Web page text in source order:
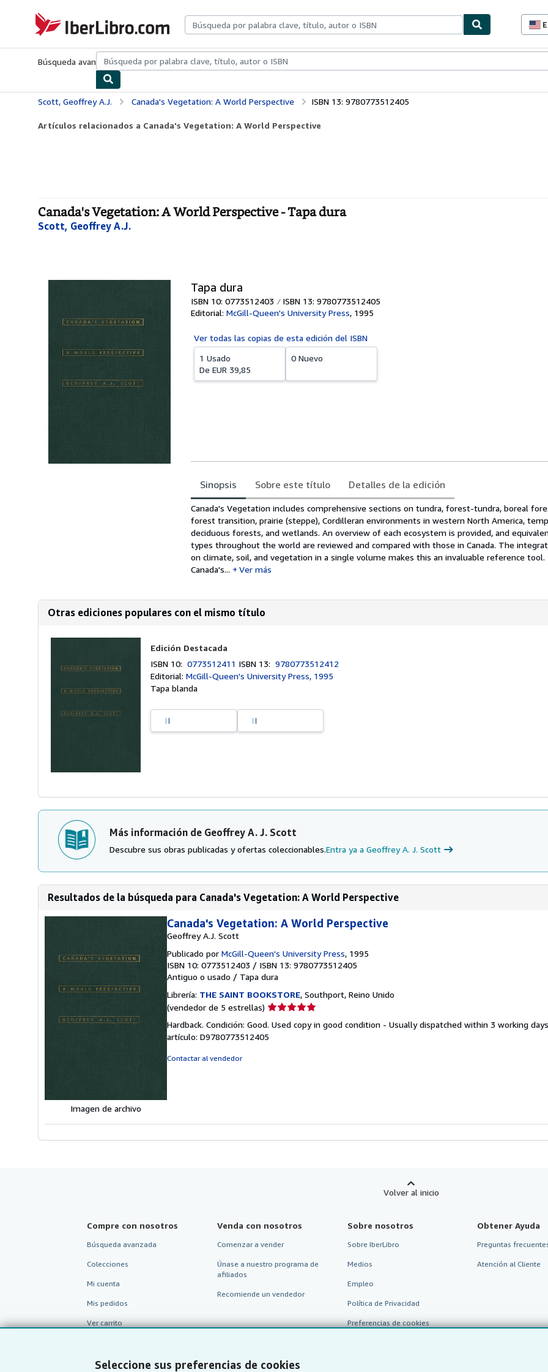
Seleccione sus preferencias de cookies
IberLibro.com
Búsqueda avanzadaColecciones Libros antiguosArte y coleccionismo
Scott, Geoffrey A.J. Canada's Vegetation: A World Perspective ISBN 13: 9780773512405
Artículos relacionados a Canada's Vegetation: A World Perspective
Canada's Vegetation: A World Perspective - Tapa dura
Scott, Geoffrey A.J.
Tapa dura
ISBN 10: 0773512403
ISBN 13: 9780773512405
Editorial: McGill-Queen's University Press, 1995
Ver todas las copias de esta edición del ISBN
1 Usado
De EUR 39,85
0 Nuevo
Sinopsis Sobre este título Detalles de la edición
Sinopsis
Canada's Vegetation includes comprehensive sections on tundra, forest-tundra, boreal
forest transition, prairie (steppe), Cordilleran environments in western North America,
deciduous forests, and wetlands. An overview of each ecosystem is provided, and
types throughout the world are reviewed and compared with those in Canada. The
on climate, soil, and vegetation in a single volume makes this an invaluable reference tool.
Canada's...
Ver más
Otras ediciones populares con el mismo título
Edición Destacada
ISBN 10:0773512411 ISBN 13:9780773512412
Editorial:McGill-Queen's University Press, 1995
Tapa blanda
Más información de Geoffrey A. J. Scott
Descubre sus obras publicadas y ofertas coleccionables.Entra ya a Geoffrey A. J. Scott
Resultados de la búsqueda para Canada's Vegetation: A World Perspective
Imagen de archivo
Canada's Vegetation: A World Perspective
Geoffrey A.J. Scott
Publicado por McGill-Queen's University Press, 1995
ISBN 10: 0773512403 / ISBN 13: 9780773512405
Antiguo o usado / Tapa dura
Librería: THE SAINT BOOKSTORE, Southport, Reino Unido
(vendedor de 5 estrellas) Calificación
vendedor:
5
Hardback. Condición: Good. Used copy in good condition - Usually dispatched within 3 working
artículo: D9780773512405
Contactar al vendedor
Volver al inicio
Compre con nosotros
Búsqueda avanzada
Colecciones
Mi cuenta
Mis pedidos
Ver carrito
Venda con nosotros
Comenzar a vender
Únase a nuestro programa de
afiliados
Recomiende un vendedor
Sobre nosotros
Sobre IberLibro
Medios
Empleo
Política de Privacidad
Preferencias de cookies
Obtener Ayuda
Preguntas
Atención al Cliente